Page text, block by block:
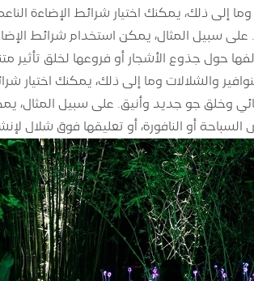
حول جذوع الأشجار أو فروعها لخلق تأثير
أو النافورة، أو تعليقها فوق شلال